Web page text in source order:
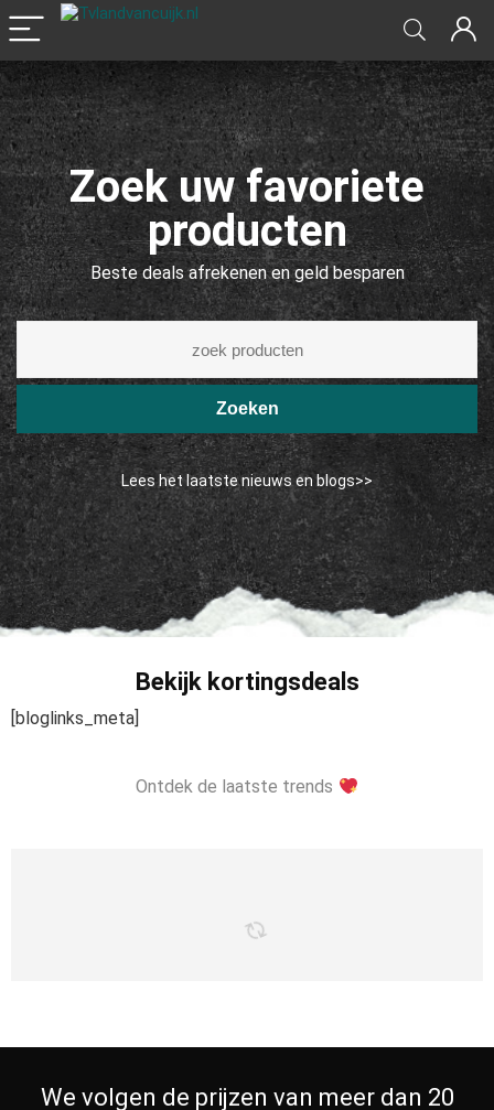
Zoek uw favoriete
producten
Beste deals afrekenen en geld besparen
Zoeken
Lees het laatste nieuws en blogs>>
Bekijk kortingsdeals
[bloglinks_meta]
Ontdek de laatste trends
We volgen de prijzen van meer dan 20